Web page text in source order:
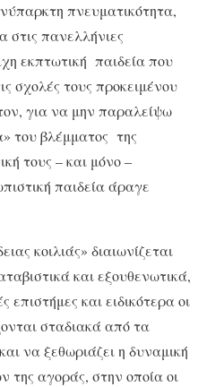
πνευματικότητα,
στις πανελλήνιες
εκπτωτική παιδεία που
σχολές τους προκειμένου
για να μην παραλείψω
του βλέμματος της
τους – και μόνο –
παιδεία άραγε
κοιλιάς» διαιωνίζεται
και εξουθενωτικά,
επιστήμες και ειδικότερα οι
σταδιακά από τα
να ξεθωριάζει η δυναμική
της αγοράς, στην οποία οι